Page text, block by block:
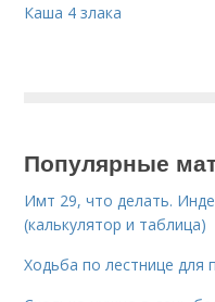
Каша 4 злака
Популярные
Имт 29, что делать.
(калькулятор и таблица)
Ходьба по лестнице для